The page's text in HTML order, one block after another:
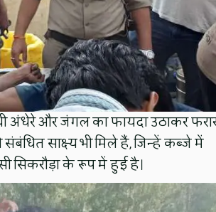
अंधेरे और जंगल का फायदा उठाकर
साक्ष्य भी मिले हैं, जिन्हें कब्जे में
सिकरौड़ा के रूप में हुई है।